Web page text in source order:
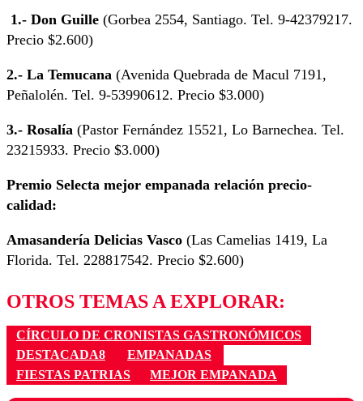
1.- Don Guille (Gorbea 2554, Santiago. Tel. 9-42379217.
Precio $2.600)
2.- La Temucana (Avenida Quebrada de Macul 7191,
Peñalolén. Tel. 9-53990612. Precio $3.000)
3.- Rosalía (Pastor Fernández 15521, Lo Barnechea. Tel.
23215933. Precio $3.000)
Premio Selecta mejor empanada relación precio-
calidad:
Amasandería Delicias Vasco (Las Camelias 1419, La
Florida. Tel. 228817542. Precio $2.600)
OTROS TEMAS A EXPLORAR:
CÍRCULO DE CRONISTAS GASTRONÓMICOS
DESTACADA8
EMPANADAS
FIESTAS PATRIAS
MEJOR EMPANADA